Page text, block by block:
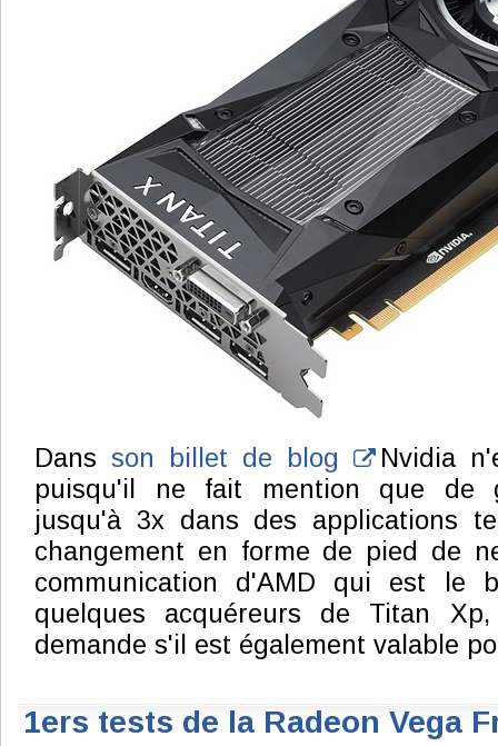
Dans son billet de blog
Nvidia
puisqu'il ne fait mention que de
jusqu'à 3x dans des applications
changement en forme de pied de
communication d'AMD qui est le
quelques acquéreurs de Titan
demande s'il est également valable
1ers tests de la Radeon Vega